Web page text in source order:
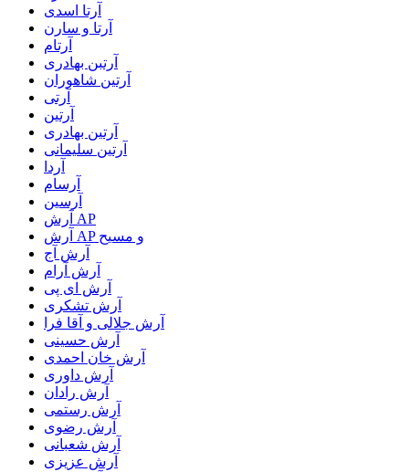
آرتا اسدی
آرتا و سارن
آرتام
آرتبن بهادری
آرتين شاهوران
آرتی
آرتین
آرتین بهادری
آرتین سلیمانی
آردا
آرسام
آرسین
آرش AP
آرش AP و مسیح
آرش آج
آرش آرام
آرش ای پی
آرش تشکری
آرش جلالی و آقا فرا
آرش حسینی
آرش خان احمدی
آرش داوری
آرش رادان
آرش رستمى
آرش رضوی
آرش شعبانی
آرش عزیزی